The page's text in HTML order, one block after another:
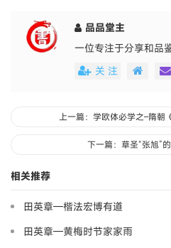
品品堂主
一位专注于分享和品
关 注
上一篇：学欧体必学之–隋朝
下一篇：草圣“张旭”
相关推荐
田英章—楷法宏博有道
田英章—黄梅时节家家雨